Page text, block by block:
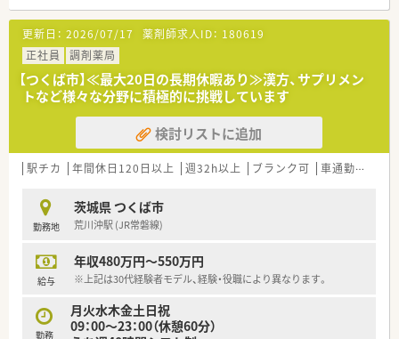
【募集背景と求める人物像について】
■今回は今後の体制強化を見据えた増員募集となり、長く一緒に
働ける仲間を求めています。
■在宅業務のご経験がある方はもちろん、これから挑戦したいと
いう意欲のある方も歓迎します。
■施設へのお届け等で運転が必須となるため、普通自動車運転免
許をお持ちの方を募集します。
【勤務実態について】
■営業時間は18時までで、残業もほとんど発生しないため、終業
■有給休暇の取得が推奨されており、夏季休暇6日、年末年始休
暇5日と連休も取得可能です。
■近隣店舗とのヘルプ体制が充実しており、急な休みにも対応し
更新日： 2026/07/17 薬剤師求人ID： 180619
正社員
調剤薬局
【つくば市】≪最大20日の長期休暇あり≫漢方、サプリメン
トなど様々な分野に積極的に挑戦しています
検討リストに追加
駅チカ 年間休日120日以上 週32h以上 ブランク可 車通勤可
勤務地
茨城県 つくば市
荒川沖駅 (JR常磐線)
給与
年収480万円～550万円
※上記は30代経験者モデル、経験・役職により異なります。
勤務
月火水木金土日祝
09：00～23：00（休憩60分）